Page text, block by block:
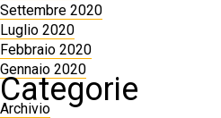
Settembre 2020
Luglio 2020
Febbraio 2020
Gennaio 2020
Categorie
Archivio